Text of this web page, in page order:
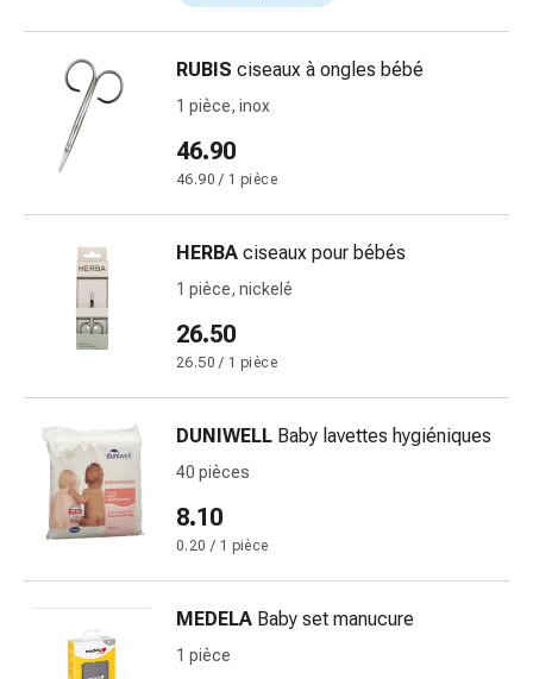
contention
Troubles
circulatoires
tabac
Coagulation
sang
Troubles
nerf
cardiaque
Troubles
mémoire
et
de
concentration
RUBIS ciseaux à ongles bébé
1 pièce, inox
46.90
46.90 / 1 pièce
HERBA ciseaux pour bébés
1 pièce, nickelé
26.50
26.50 / 1 pièce
DUNIWELL Baby lavettes hygiéniques
40 pièces
8.10
0.20 / 1 pièce
MEDELA Baby set manucure
1 pièce